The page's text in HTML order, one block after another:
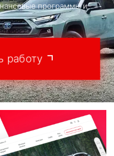
программы и
работу